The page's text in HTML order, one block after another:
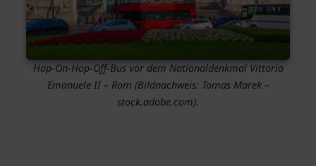
Hop-On-Hop-Off-Bus vor dem Nationaldenkmal Vittorio
Emanuele II – Rom (Bildnachweis: Tomas Marek –
stock.adobe.com).